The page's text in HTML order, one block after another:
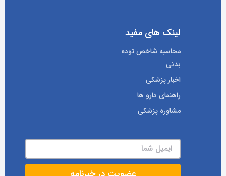
لینک های مفید
محاسبه شاخص توده
بدنی
اخبار پزشکی
راهنمای دارو ها
مشاوره پزشکی